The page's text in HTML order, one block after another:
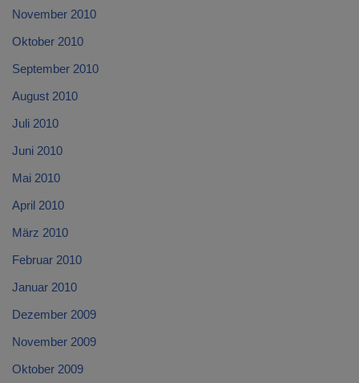
November 2010
Oktober 2010
September 2010
August 2010
Juli 2010
Juni 2010
Mai 2010
April 2010
März 2010
Februar 2010
Januar 2010
Dezember 2009
November 2009
Oktober 2009